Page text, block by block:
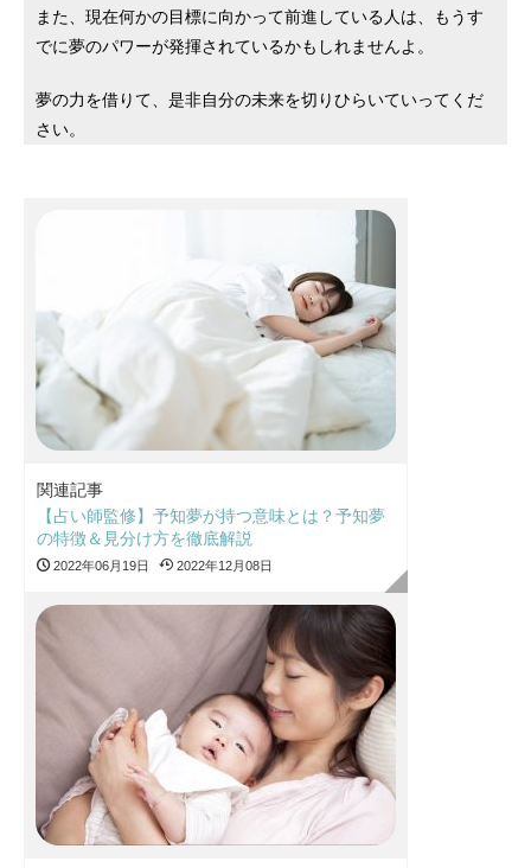
また、現在何かの目標に向かって前進している人は、もうす
でに夢のパワーが発揮されているかもしれませんよ。
夢の力を借りて、是非自分の未来を切りひらいていってくだ
さい。
関連記事
【占い師監修】予知夢が持つ意味とは？予知夢
の特徴＆見分け方を徹底解説
2022年06月19日 2022年12月08日